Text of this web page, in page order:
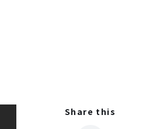
Share this